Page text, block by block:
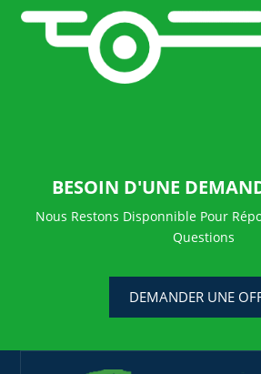
BESOIN D'UNE
Nous Restons Disponnible Pour
Questions
DEMANDER UNE